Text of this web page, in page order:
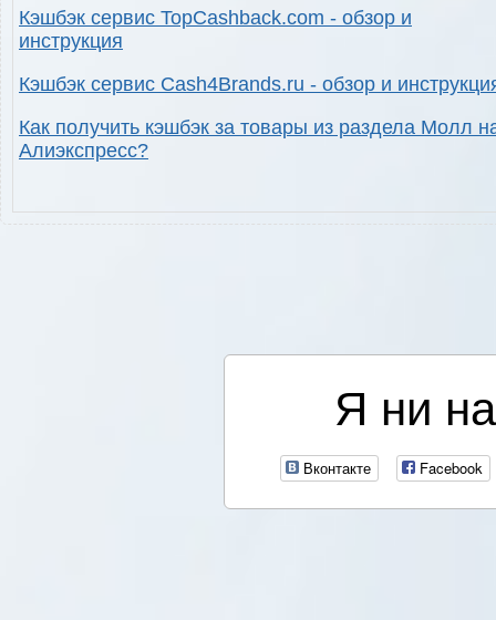
Кэшбэк сервис TopCashback.com - обзор и
инструкция
Кэшбэк сервис Cash4Brands.ru - обзор и
Как получить кэшбэк за товары из раздела Молл
Алиэкспресс?
Я ни
Вконтакте Facebook